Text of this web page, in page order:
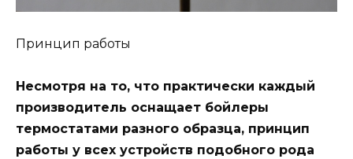
Принцип работы
Несмотря на то, что практически каждый
производитель оснащает бойлеры
термостатами разного образца, принцип
работы у всех устройств подобного рода